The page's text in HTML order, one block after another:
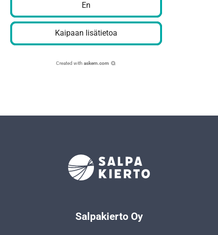
En
Kaipaan lisätietoa
Created with askem.com
Salpakierto Oy